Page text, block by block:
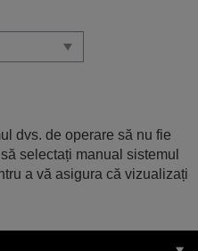
dvs. de operare să nu fie
selectați manual sistemul
a vă asigura că vizualizați